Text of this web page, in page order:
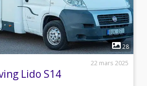
1
28
22 mars 2025
Lido S14